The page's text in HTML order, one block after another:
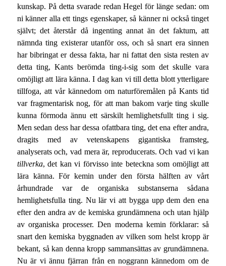
kunskap. På detta svarade redan Hegel för länge sedan: om
ni känner alla ett tings egenskaper, så känner ni också tinget
självt; det återstår då ingenting annat än det faktum, att
nämnda ting existerar utanför oss, och så snart era sinnen
har bibringat er dessa fakta, har ni fattat den sista resten av
detta ting, Kants berömda ting-i-sig som det skulle vara
omöjligt att lära känna. I dag kan vi till detta blott ytterligare
tillfoga, att vår kännedom om naturföremålen på Kants tid
var fragmentarisk nog, för att man bakom varje ting skulle
kunna förmoda ännu ett särskilt hemlighetsfullt ting i sig.
Men sedan dess har dessa ofattbara ting, det ena efter andra,
dragits med av vetenskapens gigantiska framsteg,
analyserats och, vad mera är, reproducerats. Och vad vi kan
tillverka, det kan vi förvisso inte beteckna som omöjligt att
lära känna. För kemin under den första hälften av vårt
århundrade var de organiska substanserna sådana
hemlighetsfulla ting. Nu lär vi att bygga upp dem den ena
efter den andra av de kemiska grundämnena och utan hjälp
av organiska processer. Den moderna kemin förklarar: så
snart den kemiska byggnaden av vilken som helst kropp är
bekant, så kan denna kropp sammansättas av grundämnena.
Nu är vi ännu fjärran från en noggrann kännedom om de